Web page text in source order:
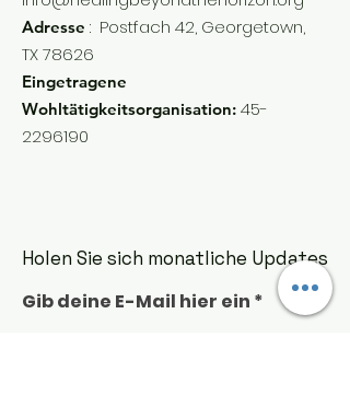
Adresse : Postfach 42, Georgetown,
TX 78626
Eingetragene
Wohltätigkeitsorganisation: 45-
2296190
Holen Sie sich monatliche Updates
Gib deine E-Mail hier ein